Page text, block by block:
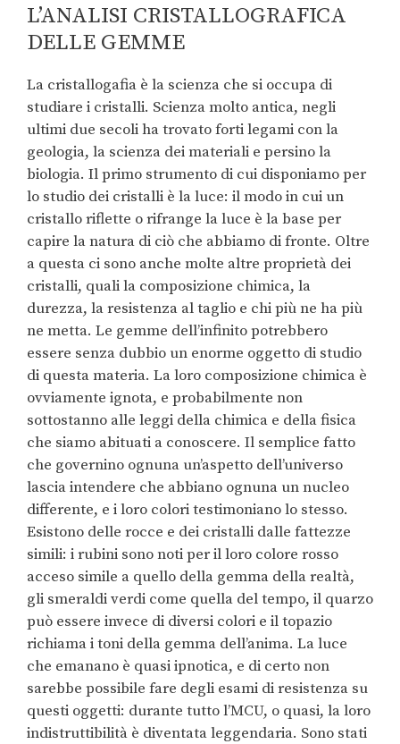
L’ANALISI CRISTALLOGRAFICA
DELLE GEMME
La cristallogafia è la scienza che si occupa di
studiare i cristalli. Scienza molto antica, negli
ultimi due secoli ha trovato forti legami con la
geologia, la scienza dei materiali e persino la
biologia. Il primo strumento di cui disponiamo per
lo studio dei cristalli è la luce: il modo in cui un
cristallo riflette o rifrange la luce è la base per
capire la natura di ciò che abbiamo di fronte. Oltre
a questa ci sono anche molte altre proprietà dei
cristalli, quali la composizione chimica, la
durezza, la resistenza al taglio e chi più ne ha più
ne metta. Le gemme dell’infinito potrebbero
essere senza dubbio un enorme oggetto di studio
di questa materia. La loro composizione chimica è
ovviamente ignota, e probabilmente non
sottostanno alle leggi della chimica e della fisica
che siamo abituati a conoscere. Il semplice fatto
che governino ognuna un’aspetto dell’universo
lascia intendere che abbiano ognuna un nucleo
differente, e i loro colori testimoniano lo stesso.
Esistono delle rocce e dei cristalli dalle fattezze
simili: i rubini sono noti per il loro colore rosso
acceso simile a quello della gemma della realtà,
gli smeraldi verdi come quella del tempo, il quarzo
può essere invece di diversi colori e il topazio
richiama i toni della gemma dell’anima. La luce
che emanano è quasi ipnotica, e di certo non
sarebbe possibile fare degli esami di resistenza su
questi oggetti: durante tutto l’MCU, o quasi, la loro
indistruttibilità è diventata leggendaria. Sono stati